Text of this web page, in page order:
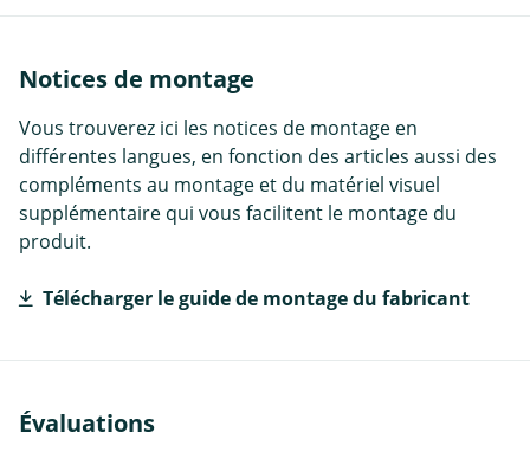
Notices de montage
Vous trouverez ici les notices de montage en
différentes langues, en fonction des articles aussi des
compléments au montage et du matériel visuel
supplémentaire qui vous facilitent le montage du
produit.
Télécharger le guide de montage du fabricant
Évaluations